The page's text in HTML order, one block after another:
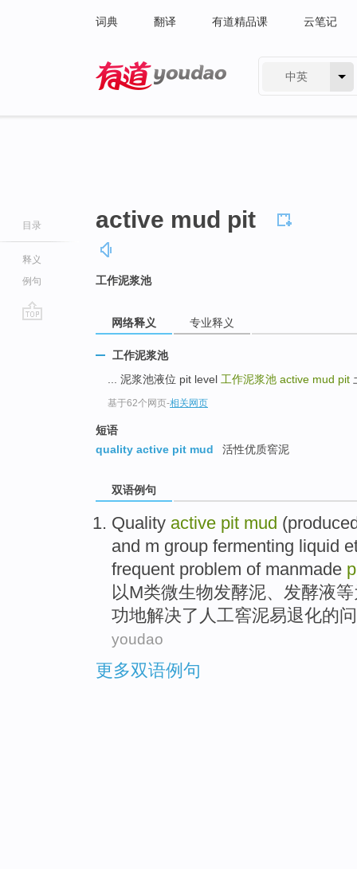
词典 翻译 有道精品课 云笔记
中英
目录
释义
例句
active mud pit
工作泥浆池
网络释义 专业释义
工作泥浆池
... 泥浆池液位 pit level 工作泥浆池 active mud pit
基于62个网页-相关网页
短语
quality active pit mud
活性优质窖泥
双语例句
Quality active pit mud (
and m group fermenting liquid
frequent problem of manmade
以M类微生物发酵泥、 发酵液等
功地解决了 人工窖泥易退化的
youdao
更多双语例句